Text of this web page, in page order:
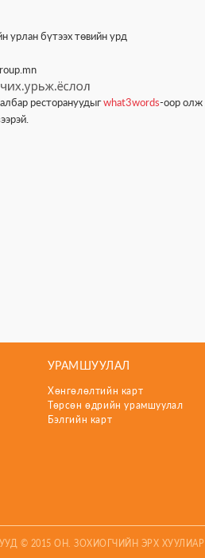
урлан бүтээх төвийн урд
ресторануудыгwhat3words-оор олж
УРАМШУУЛАЛ
Хөнгөлөлтийн карт
Төрсөн өдрийн урамшуулал
Бэлгийн карт
© 2015 ОН. ЗОХИОГЧИЙН ЭРХ